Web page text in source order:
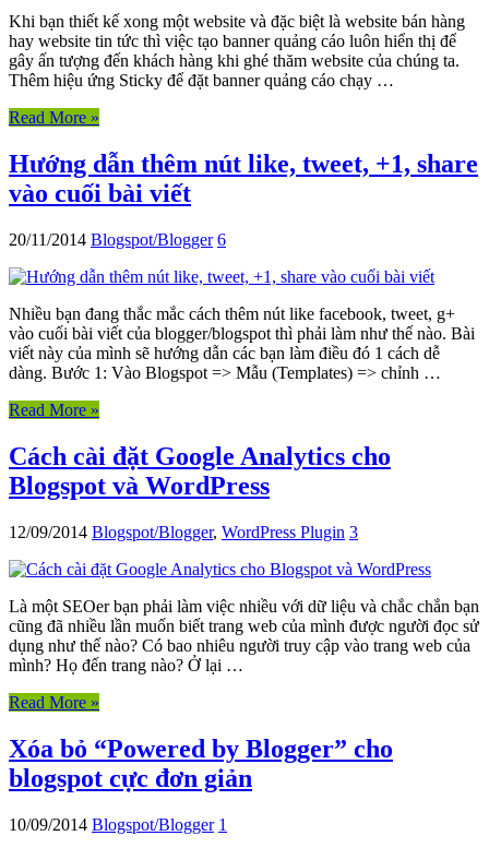
Khi bạn thiết kế xong một website và đặc biệt là website bán hàng
hay website tin tức thì việc tạo banner quảng cáo luôn hiển thị để
gây ấn tượng đến khách hàng khi ghé thăm website của chúng ta.
Thêm hiệu ứng Sticky để đặt banner quảng cáo chạy …
Read More »
Hướng dẫn thêm nút like, tweet, +1, share
vào cuối bài viết
20/11/2014 Blogspot/Blogger 6
Nhiều bạn đang thắc mắc cách thêm nút like facebook, tweet, g+
vào cuối bài viết của blogger/blogspot thì phải làm như thế nào. Bài
viết này của mình sẽ hướng dẫn các bạn làm điều đó 1 cách dễ
dàng. Bước 1: Vào Blogspot => Mẫu (Templates) => chỉnh …
Read More »
Cách cài đặt Google Analytics cho
Blogspot và WordPress
12/09/2014 Blogspot/Blogger, WordPress Plugin 3
Là một SEOer bạn phải làm việc nhiều với dữ liệu và chắc chắn bạn
cũng đã nhiều lần muốn biết trang web của mình được người đọc sử
dụng như thế nào? Có bao nhiêu người truy cập vào trang web của
mình? Họ đến trang nào? Ở lại …
Read More »
Xóa bỏ “Powered by Blogger” cho
blogspot cực đơn giản
10/09/2014 Blogspot/Blogger 1